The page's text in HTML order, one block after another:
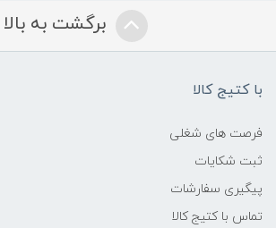
برگشت به بالا
با کتیج کالا
فرصت های شغلی
ثبت شکایات
پیگیری سفارشات
تماس با کتیج کالا